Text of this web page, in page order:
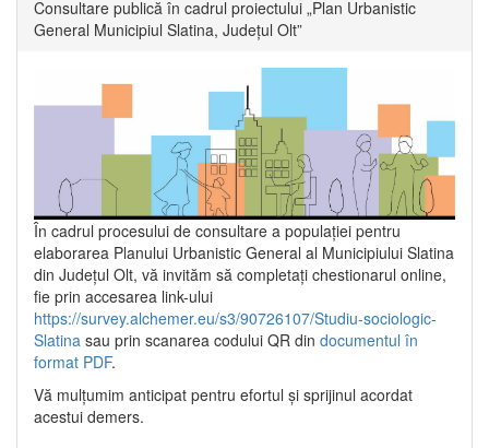
Consultare publică în cadrul proiectului „Plan Urbanistic
General Municipiul Slatina, Județul Olt”
În cadrul procesului de consultare a populaţiei pentru
elaborarea Planului Urbanistic General al Municipiului Slatina
din Județul Olt, vă invităm să completați chestionarul online,
fie prin accesarea link-ului
https://survey.alchemer.eu/s3/90726107/Studiu-sociologic-
Slatina sau prin scanarea codului QR din documentul în
format PDF.
Vă mulţumim anticipat pentru efortul şi sprijinul acordat
acestui demers.